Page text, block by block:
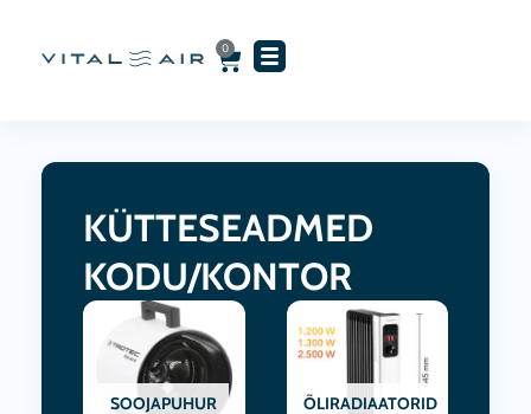
0
Cart
KÜTTESEADMED
KODU/KONTOR
SOOJAPUHUR ÕLIRADIAATORID